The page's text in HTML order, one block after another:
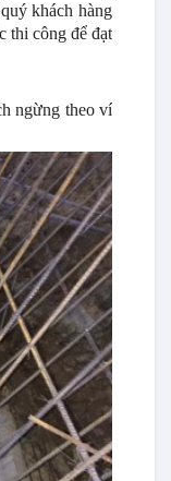
khách hàng
thi công để đạt
ngừng theo ví